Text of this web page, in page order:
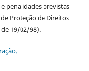
penalidades previstas
Proteção de Direitos
de 19/02/98).